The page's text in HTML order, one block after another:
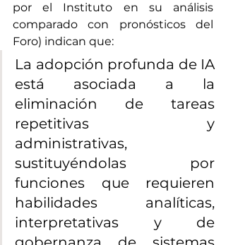
por el Instituto en su análisis
comparado con pronósticos del
Foro) indican que:
La adopción profunda de IA
está asociada a la
eliminación de tareas
repetitivas y
administrativas,
sustituyéndolas por
funciones que requieren
habilidades analíticas,
interpretativas y de